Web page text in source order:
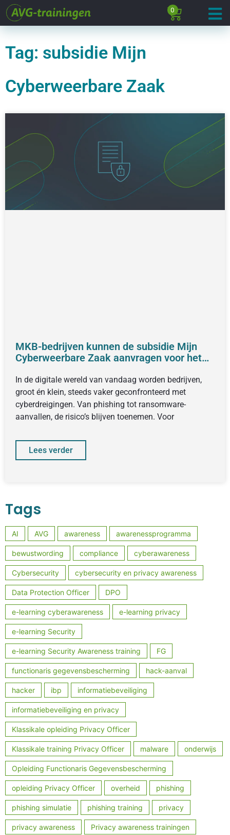
0
Tag: subsidie Mijn
Cyberweerbare Zaak
MKB-bedrijven kunnen de subsidie Mijn
Cyberweerbare Zaak aanvragen voor het
medewerkers
In de digitale wereld van vandaag worden bedrijven,
groot én klein, steeds vaker geconfronteerd met
cyberdreigingen. Van phishing tot ransomware-
aanvallen, de risico’s blijven toenemen. Voor
Lees verder
Tags
AI AVG awareness awarenessprogramma
bewustwording compliance cyberawareness
Cybersecurity cybersecurity en privacy awareness
Data Protection Officer DPO
e-learning cyberawareness e-learning privacy
e-learning Security
e-learning Security Awareness training FG
functionaris gegevensbescherming hack-aanval
hacker ibp informatiebeveiliging
informatiebeveiliging en privacy
Klassikale opleiding Privacy Officer
Klassikale training Privacy Officer malware onderwijs
Opleiding Functionaris Gegevensbescherming
opleiding Privacy Officer overheid phishing
phishing simulatie phishing training privacy
privacy awareness Privacy awareness trainingen